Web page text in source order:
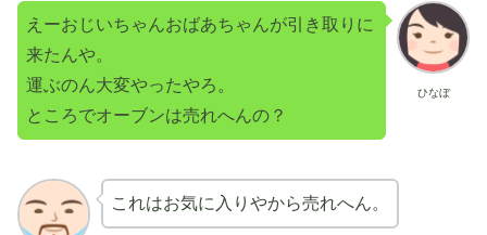
ひなぼ
えーおじいちゃんおばあちゃんが引き取りに
来たんや。
運ぶのん大変やったやろ。
ところでオーブンは売れへんの？
これはお気に入りやから売れへん。